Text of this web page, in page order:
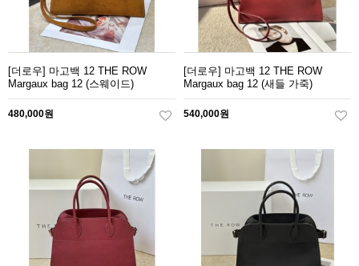
[더로우] 마고백 12 THE ROW
Margaux bag 12 (스웨이드)
480,000원
[더로우] 마고백 12 THE ROW
Margaux bag 12 (새들 가죽)
540,000원